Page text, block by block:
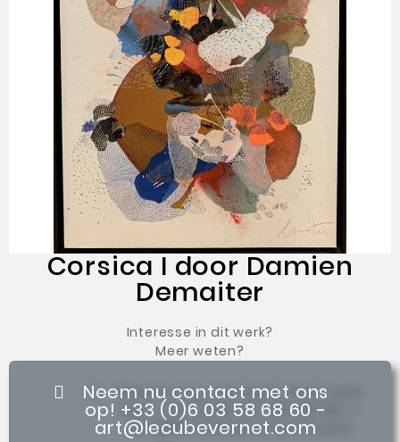
Corsica I door Damien
Demaiter
Interesse in dit werk?
Meer weten?
Neem nu contact met ons
op! +33 (0)6 03 58 68 60 -
art@lecubevernet.com